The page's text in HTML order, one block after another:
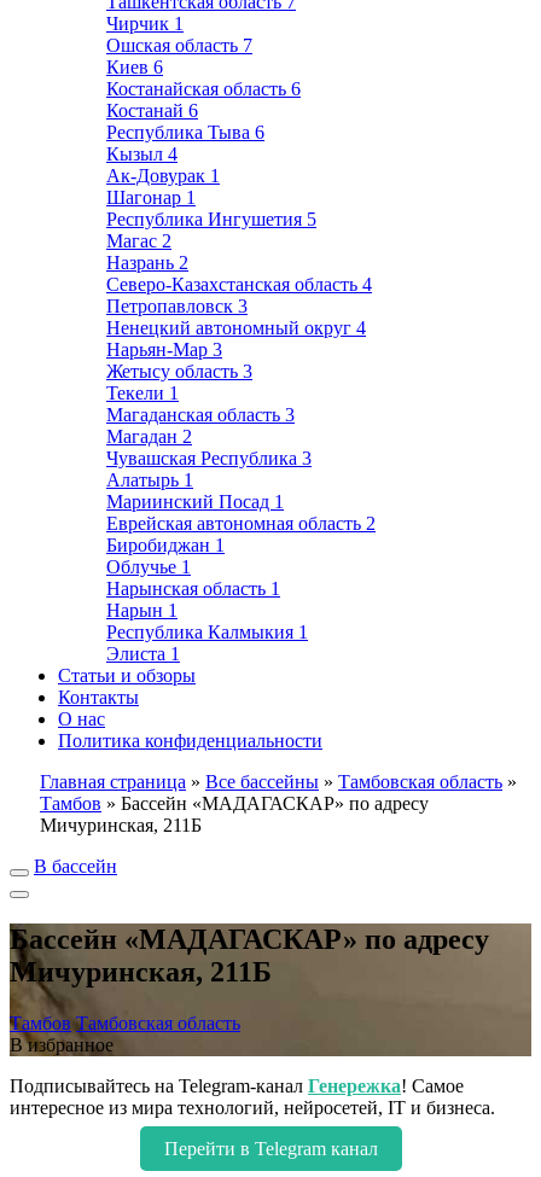
Чирчик 1
Ошская область 7
Киев 6
Костанайская область 6
Костанай 6
Республика Тыва 6
Кызыл 4
Ак-Довурак 1
Шагонар 1
Республика Ингушетия 5
Магас 2
Назрань 2
Северо-Казахстанская область 4
Петропавловск 3
Ненецкий автономный округ 4
Нарьян-Мар 3
Жетысу область 3
Текели 1
Магаданская область 3
Магадан 2
Чувашская Республика 3
Алатырь 1
Мариинский Посад 1
Еврейская автономная область 2
Биробиджан 1
Облучье 1
Нарынская область 1
Нарын 1
Республика Калмыкия 1
Элиста 1
Статьи и обзоры
Контакты
О нас
Политика конфиденциальности
Главная страница » Все бассейны » Тамбовская область »
Тамбов » Бассейн «МАДАГАСКАР» по адресу
Мичуринская, 211Б
В бассейн
Бассейн «МАДАГАСКАР» по адресу
Мичуринская, 211Б
Тамбов Тамбовская область
В избранное
Подписывайтесь на Telegram-канал Генережка! Самое
интересное из мира технологий, нейросетей, IT и бизнеса.
Перейти в Telegram канал